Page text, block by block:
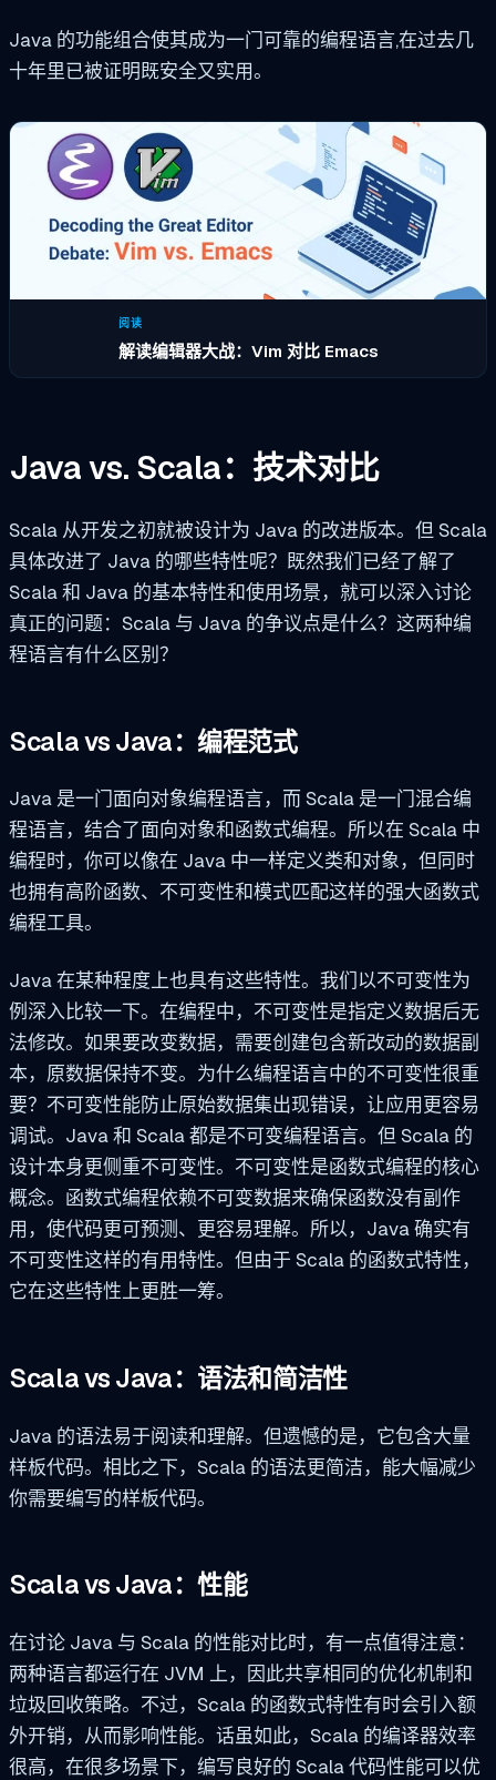
Java 的功能组合使其成为一门可靠的编程语言,在过去几
十年里已被证明既安全又实用。
阅读
解读编辑器大战：Vim 对比 Emacs
Java vs. Scala：技术对比
Scala 从开发之初就被设计为 Java 的改进版本。但 Scala
具体改进了 Java 的哪些特性呢？既然我们已经了解了
Scala 和 Java 的基本特性和使用场景，就可以深入讨论
真正的问题：Scala 与 Java 的争议点是什么？这两种编
程语言有什么区别？
Scala vs Java：编程范式
Java 是一门面向对象编程语言，而 Scala 是一门混合编
程语言，结合了面向对象和函数式编程。所以在 Scala 中
编程时，你可以像在 Java 中一样定义类和对象，但同时
也拥有高阶函数、不可变性和模式匹配这样的强大函数式
编程工具。
Java 在某种程度上也具有这些特性。我们以不可变性为
例深入比较一下。在编程中，不可变性是指定义数据后无
法修改。如果要改变数据，需要创建包含新改动的数据副
本，原数据保持不变。为什么编程语言中的不可变性很重
要？不可变性能防止原始数据集出现错误，让应用更容易
调试。Java 和 Scala 都是不可变编程语言。但 Scala 的
设计本身更侧重不可变性。不可变性是函数式编程的核心
概念。函数式编程依赖不可变数据来确保函数没有副作
用，使代码更可预测、更容易理解。所以，Java 确实有
不可变性这样的有用特性。但由于 Scala 的函数式特性，
它在这些特性上更胜一筹。
Scala vs Java：语法和简洁性
Java 的语法易于阅读和理解。但遗憾的是，它包含大量
样板代码。相比之下，Scala 的语法更简洁，能大幅减少
你需要编写的样板代码。
Scala vs Java：性能
在讨论 Java 与 Scala 的性能对比时，有一点值得注意：
两种语言都运行在 JVM 上，因此共享相同的优化机制和
垃圾回收策略。不过，Scala 的函数式特性有时会引入额
外开销，从而影响性能。话虽如此，Scala 的编译器效率
很高，在很多场景下，编写良好的 Scala 代码性能可以优